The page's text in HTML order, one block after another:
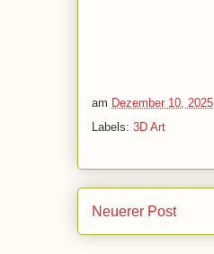
am Dezember 10, 2025
Labels: 3D Art
Neuerer Post